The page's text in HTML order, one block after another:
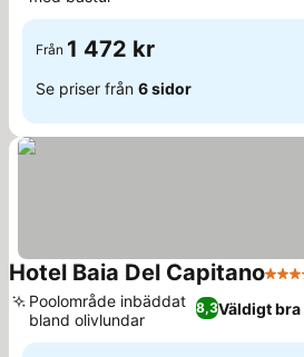
Från 1 472 kr
Se priser från 6 sidor
Hotel Baia Del Capitano4
8,3Väldigt bra
Poolområde inbäddat
bland olivlundar